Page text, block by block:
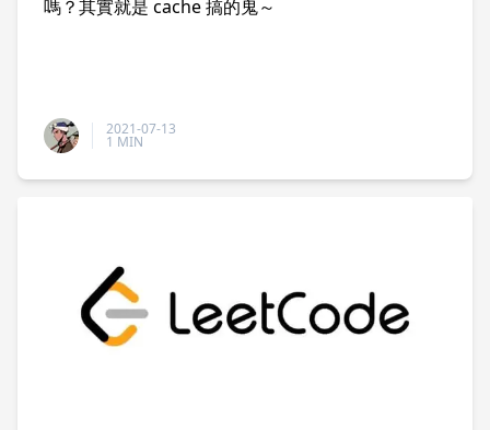
嗎？其實就是 cache 搞的鬼～
2021-07-13
1 MIN